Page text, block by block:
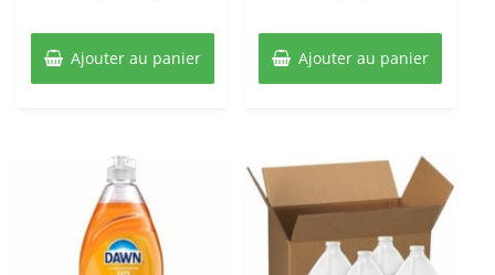
Ajouter au panier Ajouter au panier